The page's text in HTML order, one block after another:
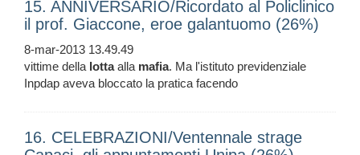
15. ANNIVERSARIO/Ricordato al Policlinico
il prof. Giaccone, eroe galantuomo (26%)
8-mar-2013 13.49.49
vittime della lottaalla mafia. Ma l'istituto previdenziale
Inpdap aveva bloccato la pratica facendo
16. CELEBRAZIONI/Ventennale strage